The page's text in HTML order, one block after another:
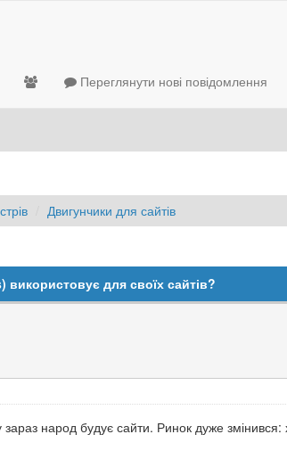
Переглянути нові повідомлення
Двигунчики для сайтів
використовує для своїх сайтів?
народ будує сайти. Ринок дуже